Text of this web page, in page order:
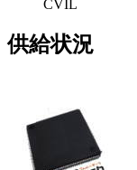
CVIL
供給状況